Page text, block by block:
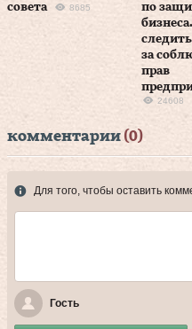
совета
8685
по
следить
за
прав
24608
комментарии (0)
Для того, чтобы оставить
Гость